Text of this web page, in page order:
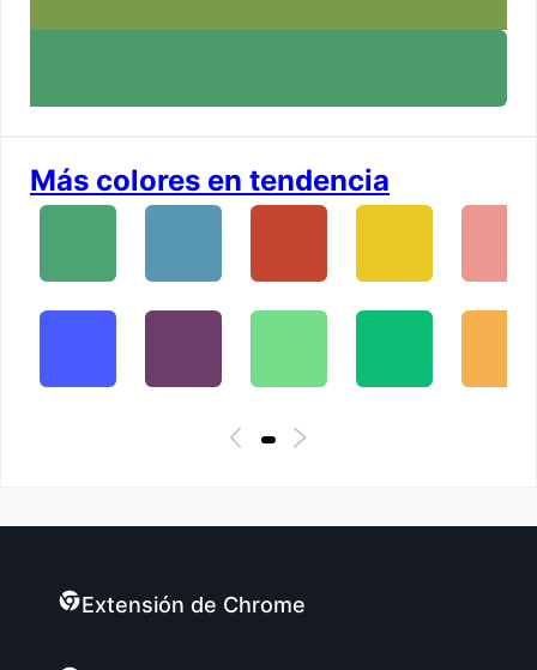
Más colores en tendencia
Extensión de Chrome